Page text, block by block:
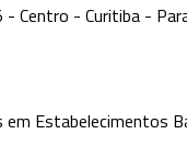
- Centro - Curitiba -
Estabelecimentos